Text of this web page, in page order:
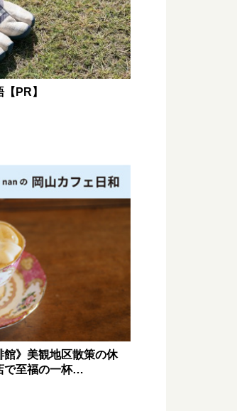
理由
PR】
館》美観地区散策の休
で至福の一杯…